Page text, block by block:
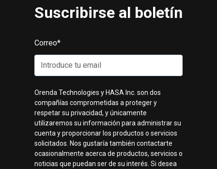
Suscribirse al boletín
Correo*
Orenda Technologies y HASA Inc. son dos
compañías comprometidas a proteger y
respetar su privacidad, y únicamente
utilizaremos su información para administrar su
cuenta y proporcionar los productos o servicios
solicitados. Nos gustaría también contactarte
ocasionalmente acerca de productos, servicios o
noticias que puedan ser de su interés. Si desea